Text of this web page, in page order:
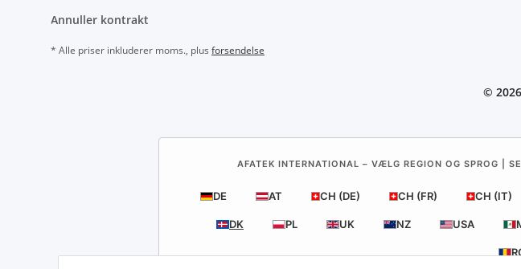
Annuller kontrakt
* Alle priser inkluderer moms., plus forsendelse
©
AFATEK INTERNATIONAL – VÆLG REGION OG SPROG |
DE AT CH (DE) CH (FR) CH (IT)
DK PL UK NZ USA